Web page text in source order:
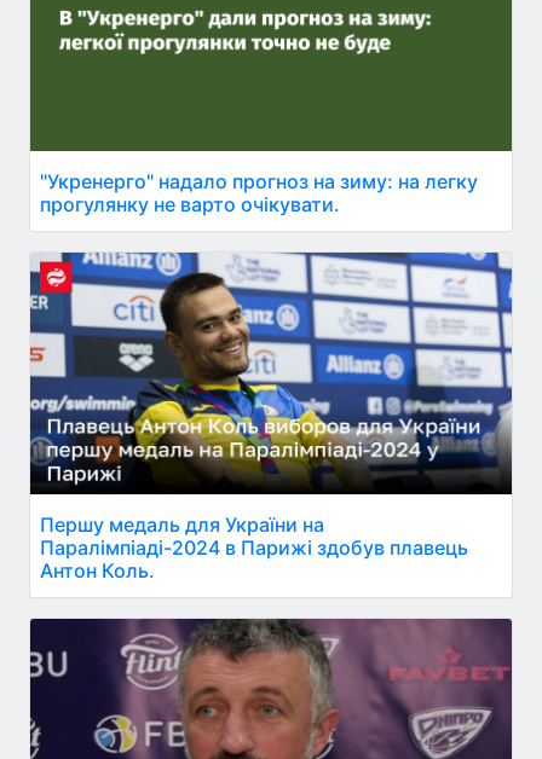
"Укренерго" надало прогноз на зиму: на легку
прогулянку не варто очікувати.
Першу медаль для України на
Паралімпіаді-2024 в Парижі здобув плавець
Антон Коль.